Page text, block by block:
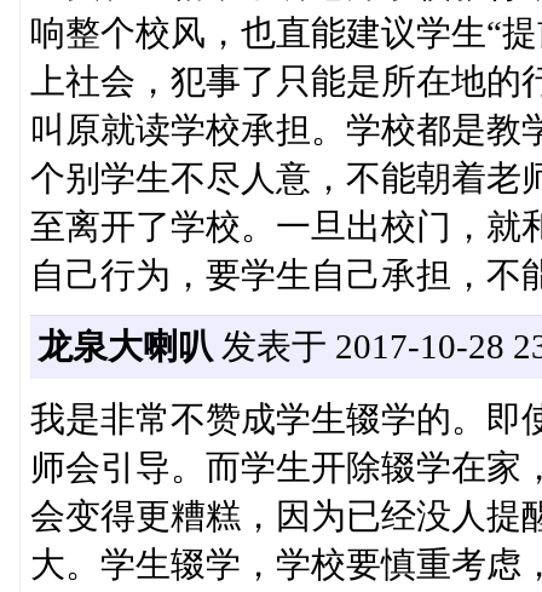
响整个校风，也直能建议学生“
上社会，犯事了只能是所在地
叫原就读学校承担。学校都是教
个别学生不尽人意，不能朝着老
至离开了学校。一旦出校门，就
自己行为，要学生自己承担，不
龙泉大喇叭 发表于 2017-10-28
我是非常不赞成学生辍学的。即
师会引导。而学生开除辍学在家
会变得更糟糕，因为已经没人提
大。学生辍学，学校要慎重考虑